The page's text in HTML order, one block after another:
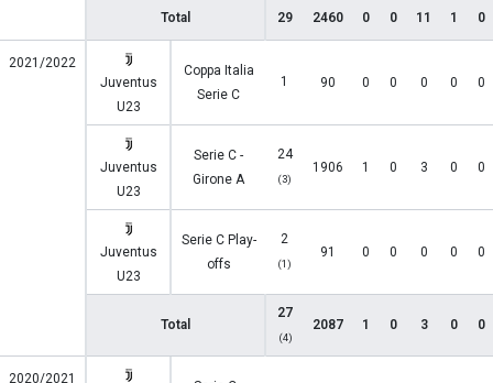
Total 29 2460 0 0 11 1 0
2021/2022
Juventus
U23
Coppa Italia
Serie C
1 90 0 0 0 0 0
Juventus
U23
Serie C -
Girone A
24
(3)
1906 1 0 3 0 0
Juventus
U23
Serie C Play-
offs
2
(1)
91 0 0 0 0 0
Total
27
(4)
2087 1 0 3 0 0
2020/2021